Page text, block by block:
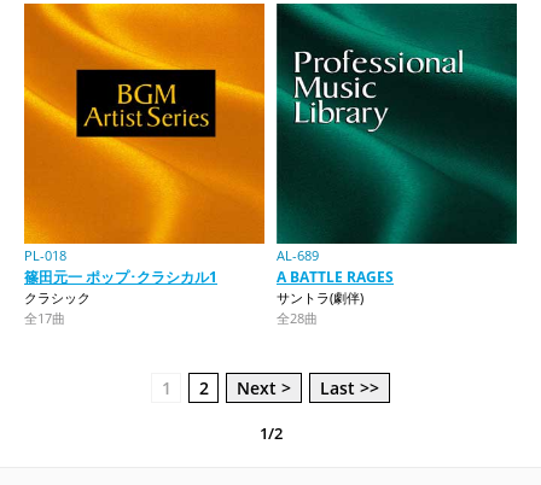
PL-018
篠田元一 ポップ･クラシカル1
クラシック
全17曲
AL-689
A BATTLE RAGES
サントラ(劇伴)
全28曲
1 2 Next > Last >>
1/2